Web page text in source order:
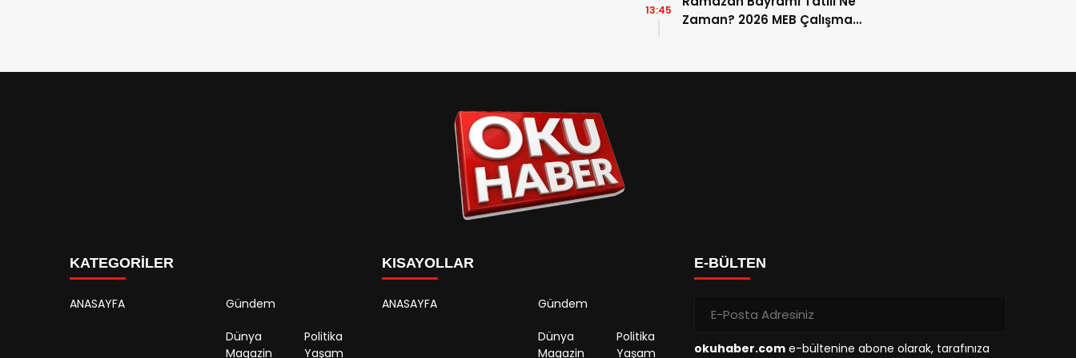
Zaman? 2026 MEB Çalışma
13:45
KATEGORİLER
ANASAYFA Gündem
Dünya
Politika
Magazin
Yaşam
KISAYOLLAR
ANASAYFA Gündem
Dünya
Politika
Magazin
Yaşam
E-BÜLTEN
okuhaber.com e-bültenine abone olarak, tarafınıza